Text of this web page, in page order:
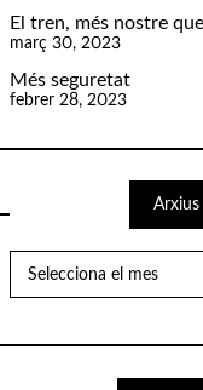
El tren, més nostre
març 30, 2023
Més seguretat
febrer 28, 2023
Arxius